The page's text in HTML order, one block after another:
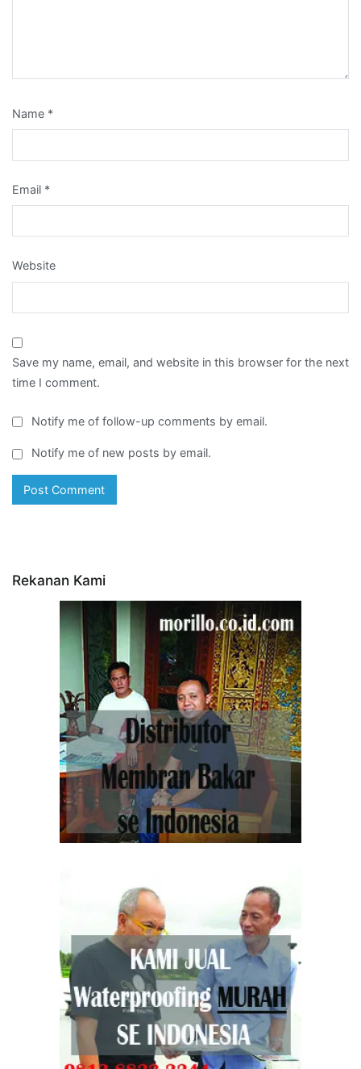
Name *
Email *
Website
Save my name, email, and website in this browser for the next
time I comment.
Notify me of follow-up comments by email.
Notify me of new posts by email.
Rekanan Kami